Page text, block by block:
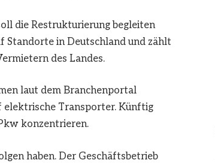
die Restrukturierung begleiten
Standorte in Deutschland und zählt
des Landes.
laut dem Branchenportal
elektrische Transporter. Künftig
konzentrieren.
haben. Der Geschäftsbetrieb